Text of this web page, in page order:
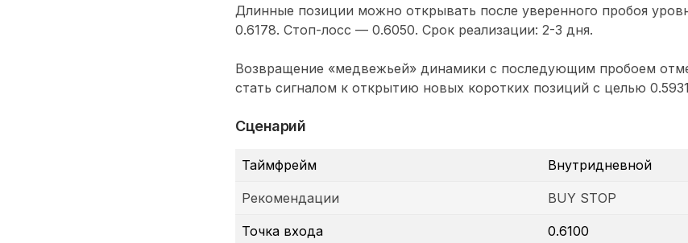
Длинные позиции можно открывать после уверенного пробоя
0.6178. Стоп-лосс — 0.6050. Срок реализации: 2-3 дня.
Возвращение «медвежьей» динамики с последующим пробоем
стать сигналом к открытию новых коротких позиций с целью
Сценарий
Таймфрейм Внутридневной
Рекомендации BUY STOP
Точка входа 0.6100